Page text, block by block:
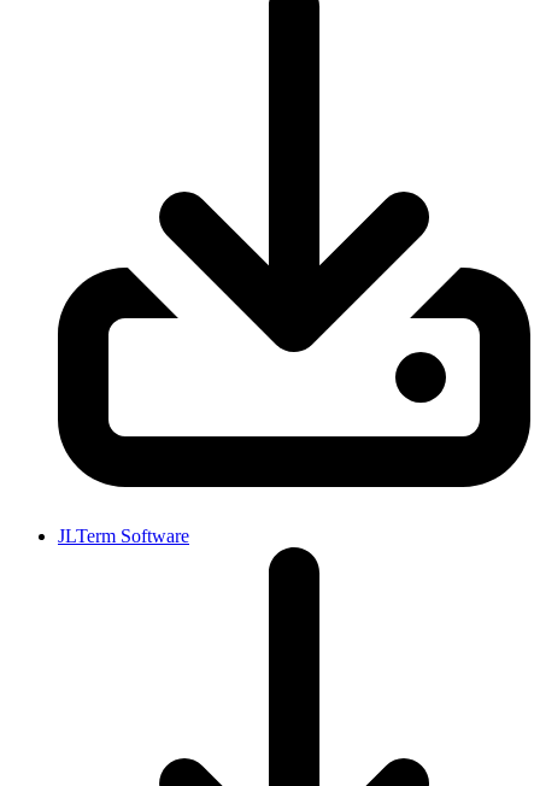
JLTerm Software